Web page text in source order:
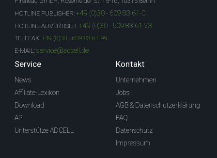
HOTLINE PUBLISHER: +49 (0)30 - 609 83 61-0
HOTLINE ADVERTISER: +49 (0)30 - 609 83 61-23
TELEFAX: +49 (0)30 - 609 83 61-99
E-MAIL: service@adcell.de
Service
News
Affiliate-Lexikon
Download
API
Unterstütze ADCELL
Kontakt
Unternehmen
Jobs
AGB & Datenschutzerklärung
FAQ
Datenschutz
Impressum